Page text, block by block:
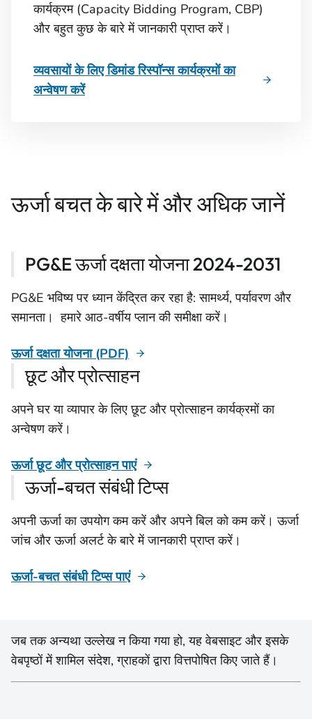
कार्यक्रम (Capacity Bidding Program, CBP)
और बहुत कुछ के बारे में जानकारी प्राप्त करें।
व्यवसायों के लिए डिमांड रिस्पॉन्स कार्यक्रमों का
अन्वेषण करें
ऊर्जा बचत के बारे में और अधिक जानें
PG&E ऊर्जा दक्षता योजना 2024-2031
PG&E भविष्य पर ध्यान केंद्रित कर रहा है: सामर्थ्य, पर्यावरण और
समानता। हमारे आठ-वर्षीय प्लान की समीक्षा करें।
ऊर्जा दक्षता योजना (PDF)
छूट और प्रोत्साहन
अपने घर या व्यापार के लिए छूट और प्रोत्साहन कार्यक्रमों का
अन्वेषण करें।
ऊर्जा छूट और प्रोत्साहन पाएं
ऊर्जा-बचत संबंधी टिप्स
अपनी ऊर्जा का उपयोग कम करें और अपने बिल को कम करें। ऊर्जा
जांच और ऊर्जा अलर्ट के बारे में जानकारी प्राप्त करें।
ऊर्जा-बचत संबंधी टिप्स पाएं
जब तक अन्यथा उल्लेख न किया गया हो, यह वेबसाइट और इसके
वेबपृष्ठों में शामिल संदेश, ग्राहकों द्वारा वित्तपोषित किए जाते हैं।